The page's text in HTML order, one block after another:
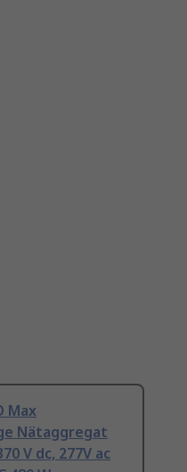
Max
Nätaggregat
V dc, 277V ac